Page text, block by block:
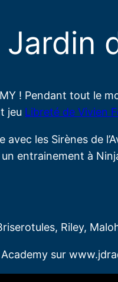
Jardin
! Pendant tout le
jeu Libreté de Vivien
les Sirènes de
entrainement à
Riley,
sur